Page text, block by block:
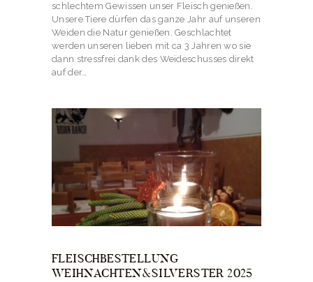
schlechtem Gewissen unser Fleisch genießen.
Unsere Tiere dürfen das ganze Jahr auf unseren
Weiden die Natur genießen. Geschlachtet
werden unseren lieben mit ca 3 Jahren wo sie
dann stressfrei dank des Weideschusses direkt
auf der…
FLEISCHBESTELLUNG
WEIHNACHTEN&SILVERSTER 2025